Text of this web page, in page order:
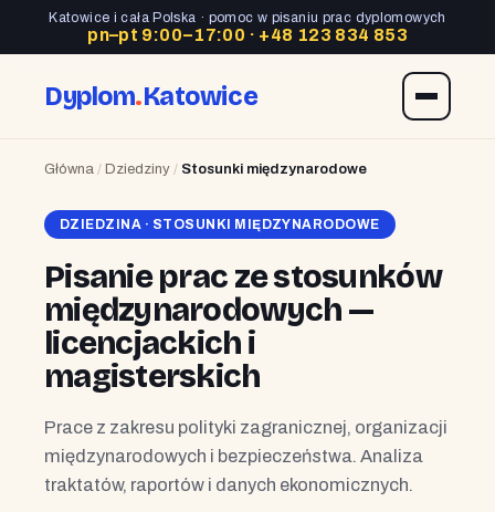
Katowice i cała Polska · pomoc w pisaniu prac dyplomowych
pn–pt 9:00–17:00 · +48 123 834 853
Dyplom.Katowice
Główna / Dziedziny / Stosunki międzynarodowe
DZIEDZINA · STOSUNKI MIĘDZYNARODOWE
Pisanie prac ze stosunków
międzynarodowych —
licencjackich i
magisterskich
Prace z zakresu polityki zagranicznej, organizacji
międzynarodowych i bezpieczeństwa. Analiza
traktatów, raportów i danych ekonomicznych.